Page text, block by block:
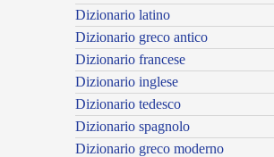
Dizionario latino
Dizionario greco antico
Dizionario francese
Dizionario inglese
Dizionario tedesco
Dizionario spagnolo
Dizionario greco moderno